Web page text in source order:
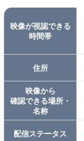
映像が視認できる
時間帯
住所
映像から
確認できる場所・
名称
配信ステータス